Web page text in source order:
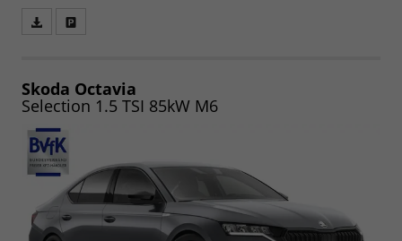
speichern/drucken
Skoda Octavia
Selection 1.5 TSI 85kW M6